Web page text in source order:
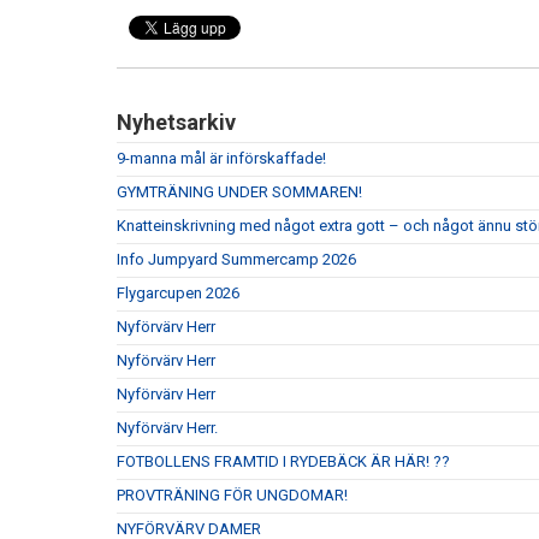
Nyhetsarkiv
9-manna mål är införskaffade!
GYMTRÄNING UNDER SOMMAREN!
Knatteinskrivning med något extra gott – och något ännu
Info Jumpyard Summercamp 2026
Flygarcupen 2026
Nyförvärv Herr
Nyförvärv Herr
Nyförvärv Herr
Nyförvärv Herr.
FOTBOLLENS FRAMTID I RYDEBÄCK ÄR HÄR! ??
PROVTRÄNING FÖR UNGDOMAR!
NYFÖRVÄRV DAMER